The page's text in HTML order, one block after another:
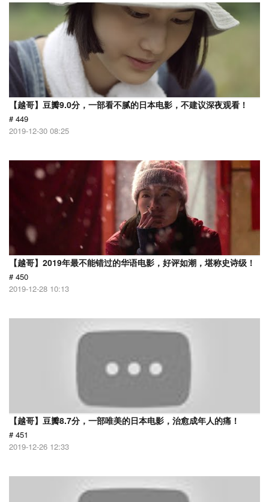
【越哥】豆瓣9.0分，一部看不腻的日本电影，不建议深夜观看！
# 449
2019-12-30 08:25
【越哥】2019年最不能错过的华语电影，好评如潮，堪称史诗级！
# 450
2019-12-28 10:13
【越哥】豆瓣8.7分，一部唯美的日本电影，治愈成年人的痛！
# 451
2019-12-26 12:33